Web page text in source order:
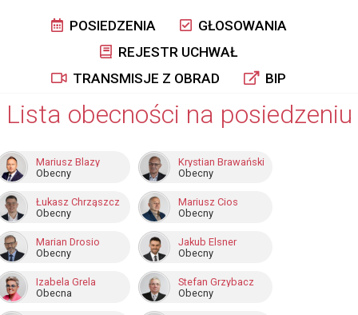
POSIEDZENIA
GŁOSOWANIA
REJESTR UCHWAŁ
TRANSMISJE Z OBRAD
BIP
Lista obecności na posiedzeniu
Mariusz Blazy
Obecny
Krystian Brawański
Obecny
Łukasz Chrząszcz
Obecny
Mariusz Cios
Obecny
Marian Drosio
Obecny
Jakub Elsner
Obecny
Izabela Grela
Obecna
Stefan Grzybacz
Obecny